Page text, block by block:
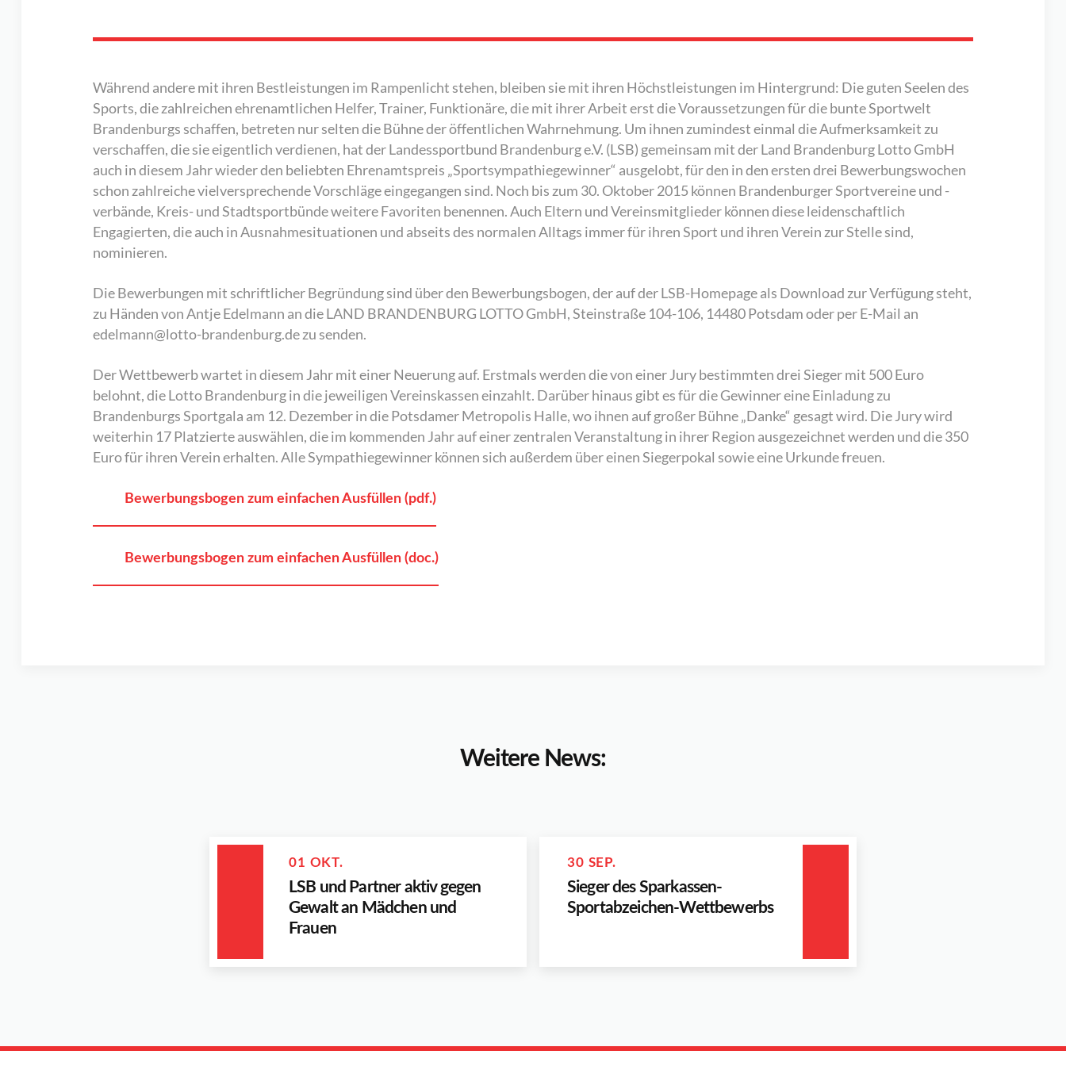
Während andere mit ihren Bestleistungen im Rampenlicht stehen, bleiben sie mit ihren Höchstleistungen im Hintergrund: Die guten Seelen des
Sports, die zahlreichen ehrenamtlichen Helfer, Trainer, Funktionäre, die mit ihrer Arbeit erst die Voraussetzungen für die bunte Sportwelt
Brandenburgs schaffen, betreten nur selten die Bühne der öffentlichen Wahrnehmung. Um ihnen zumindest einmal die Aufmerksamkeit zu
verschaffen, die sie eigentlich verdienen, hat der Landessportbund Brandenburg e.V. (LSB) gemeinsam mit der Land Brandenburg Lotto GmbH
auch in diesem Jahr wieder den beliebten Ehrenamtspreis „Sportsympathiegewinner“ ausgelobt, für den in den ersten drei Bewerbungswochen
schon zahlreiche vielversprechende Vorschläge eingegangen sind. Noch bis zum 30. Oktober 2015 können Brandenburger Sportvereine und -
verbände, Kreis- und Stadtsportbünde weitere Favoriten benennen. Auch Eltern und Vereinsmitglieder können diese leidenschaftlich
Engagierten, die auch in Ausnahmesituationen und abseits des normalen Alltags immer für ihren Sport und ihren Verein zur Stelle sind,
nominieren.
Die Bewerbungen mit schriftlicher Begründung sind über den Bewerbungsbogen, der auf der LSB-Homepage als Download zur Verfügung steht,
zu Händen von Antje Edelmann an die LAND BRANDENBURG LOTTO GmbH, Steinstraße 104-106, 14480 Potsdam oder per E-Mail an
edelmann@lotto-brandenburg.de zu senden.
Der Wettbewerb wartet in diesem Jahr mit einer Neuerung auf. Erstmals werden die von einer Jury bestimmten drei Sieger mit 500 Euro
belohnt, die Lotto Brandenburg in die jeweiligen Vereinskassen einzahlt. Darüber hinaus gibt es für die Gewinner eine Einladung zu
Brandenburgs Sportgala am 12. Dezember in die Potsdamer Metropolis Halle, wo ihnen auf großer Bühne „Danke“ gesagt wird. Die Jury wird
weiterhin 17 Platzierte auswählen, die im kommenden Jahr auf einer zentralen Veranstaltung in ihrer Region ausgezeichnet werden und die 350
Euro für ihren Verein erhalten. Alle Sympathiegewinner können sich außerdem über einen Siegerpokal sowie eine Urkunde freuen.
Bewerbungsbogen zum einfachen Ausfüllen (pdf.)
Bewerbungsbogen zum einfachen Ausfüllen (doc.)
Weitere News:
01 OKT.
LSB und Partner aktiv gegen
Gewalt an Mädchen und
Frauen
30 SEP.
Sieger des Sparkassen-
Sportabzeichen-Wettbewerbs